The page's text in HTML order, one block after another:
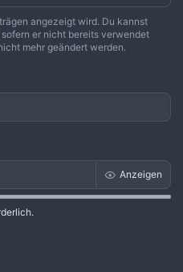
angezeigt wird. Du kannst
er nicht bereits verwendet
mehr geändert werden.
Anzeigen